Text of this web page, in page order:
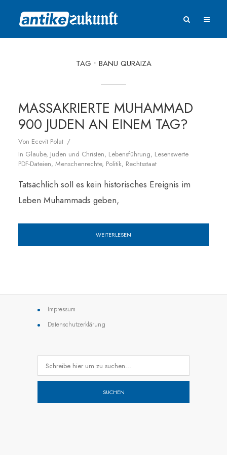
TAG BANU QURAIZA
MASSAKRIERTE MUHAMMAD
900 JUDEN AN EINEM TAG?
Von Ecevit Polat
In Glaube, Juden und Christen, Lebensführung, Lesenswerte
PDF-Dateien, Menschenrechte, Politik, Rechtsstaat
Tatsächlich soll es kein historisches Ereignis im
Leben Muhammads geben,
WEITERLESEN
Impressum
Datenschutzerklärung
SUCHEN